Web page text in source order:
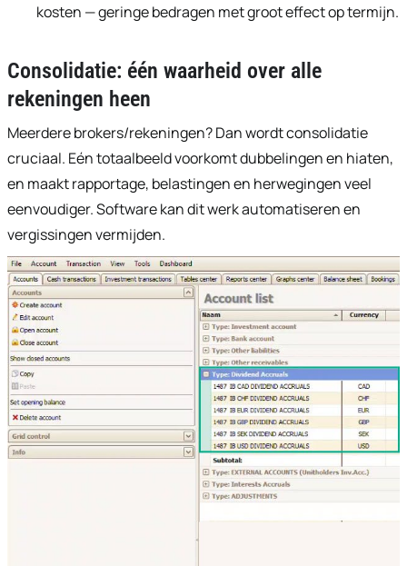
kosten — geringe bedragen met groot effect op termijn.
Consolidatie: één waarheid over alle
rekeningen heen
Meerdere brokers/rekeningen? Dan wordt consolidatie
cruciaal. Eén totaalbeeld voorkomt dubbelingen en hiaten,
en maakt rapportage, belastingen en herwegingen veel
eenvoudiger. Software kan dit werk automatiseren en
vergissingen vermijden.